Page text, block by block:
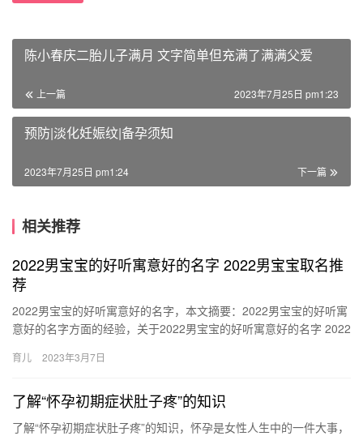
陈小春庆二胎儿子满月 文字简单但充满了满满父爱
上一篇 2023年7月25日 pm1:23
预防|淡化妊娠纹|备孕须知
下一篇
2023年7月25日 pm1:24
相关推荐
2022男宝宝的好听寓意好的名字 2022男宝宝取名推
荐
2022男宝宝的好听寓意好的名字，本文摘要：2022男宝宝的好听寓
意好的名字方面的经验，关于2022男宝宝的好听寓意好的名字 2022
育儿 2023年3月7日
了解“怀孕初期症状肚子疼”的知识
了解“怀孕初期症状肚子疼”的知识，怀孕是女性人生中的一件大事，